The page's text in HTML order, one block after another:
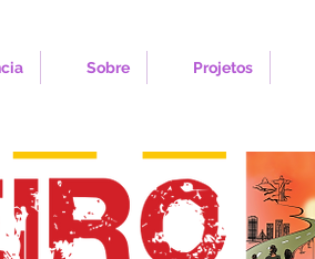
Sobre Projetos